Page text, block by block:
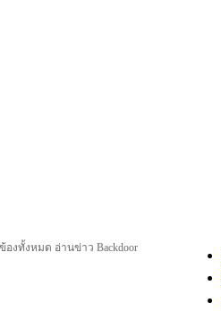
องทั้งหมด อ่านข่าว Backdoor